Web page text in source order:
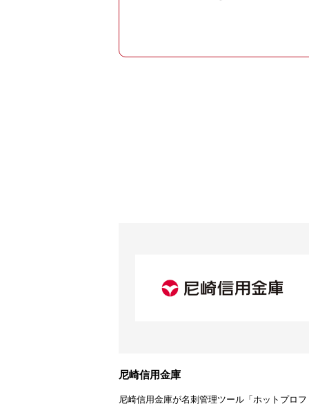
尼崎信用金庫
尼崎信用金庫が名刺管理ツール「ホットプロ